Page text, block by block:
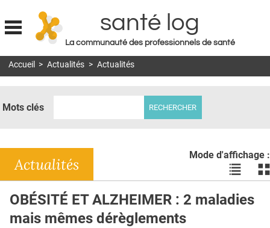
Jump to navigation
santé log
La communauté des professionnels de santé
MON COMPTE
DOSSIERS
RÉSEAUX
E-REVUE SAD
Accueil > Actualités > Actualités
Mots clés
Mode d'affichage :
Voir
les
en
les
Actualités
OBÉSITÉ ET ALZHEIMER : 2 maladies
mais mêmes dérèglements